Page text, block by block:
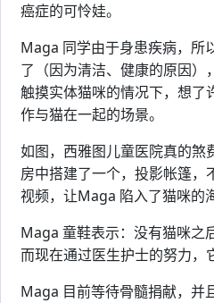
癌症的可怜娃。
Maga 同学由于身患疾病，所
了（因为清洁、健康的原因
触摸实体猫咪的情况下，想了
作与猫在一起的场景。
如图，西雅图儿童医院真的
房中搭建了一个，投影帐篷，
视频，让Maga 陷入了猫咪的
Maga 童鞋表示：没有猫咪之
而现在通过医生护士的努力，
Maga 目前等待骨髓捐献，并